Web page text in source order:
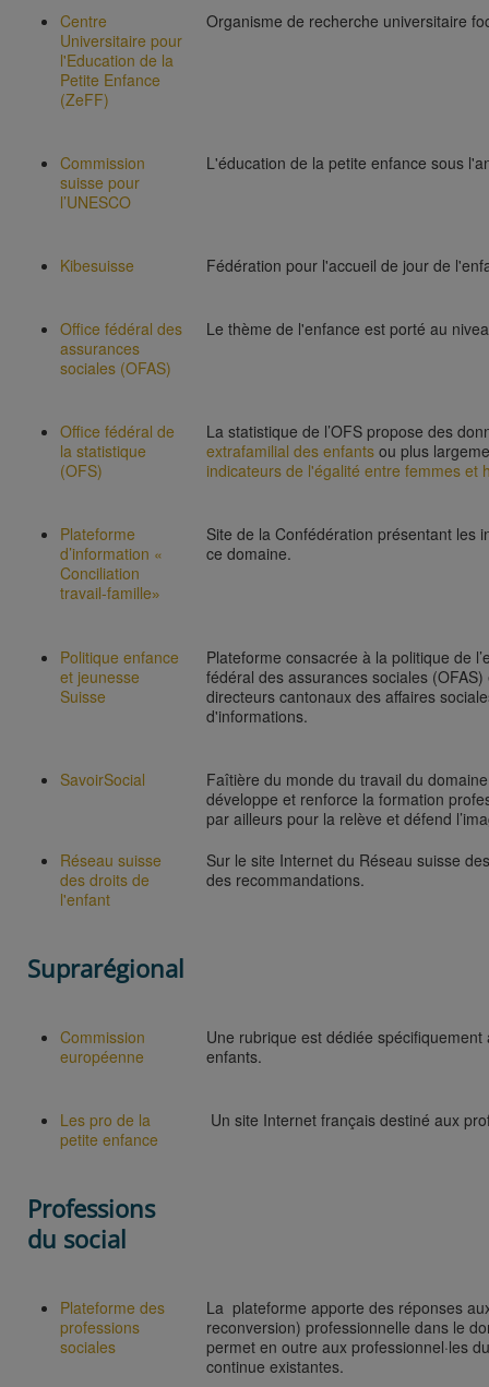
Centre
Universitaire pour
l'Education de la
Petite Enfance
(ZeFF)
Organisme de recherche universitaire
Commission
suisse pour
l’UNESCO
L'éducation de la petite enfance sous
Kibesuisse Fédération pour l'accueil de jour de
Office fédéral des
assurances
sociales (OFAS)
Le thème de l'enfance est porté au
Office fédéral de
la statistique
(OFS)
La statistique de l’OFS propose des
extrafamilial des enfants ou plus
indicateurs de l'égalité entre femmes et
Plateforme
d’information «
Conciliation
travail-famille»
Site de la Confédération présentant les
ce domaine.
Politique enfance
et jeunesse
Suisse
Plateforme consacrée à la politique de
fédéral des assurances sociales
directeurs cantonaux des affaires
d'informations.
SavoirSocial
Faîtière du monde du travail du
développe et renforce la formation
par ailleurs pour la relève et défend
Réseau suisse
des droits de
l'enfant
Sur le site Internet du Réseau suisse
des recommandations.
Suprarégional
Commission
européenne
Une rubrique est dédiée
enfants.
Les pro de la
petite enfance
Un site Internet français destiné aux
Professions
du social
Plateforme des
professions
sociales
La plateforme apporte des réponses
reconversion) professionnelle dans le
permet en outre aux professionnel·les
continue existantes.